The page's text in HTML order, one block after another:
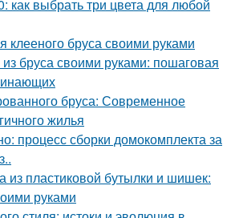
как выбрать три цвета для любой
клееного бруса своими руками
бруса своими руками: пошаговая
бруса: Современное
жилья
процесс сборки домокомплекта за
из пластиковой бутылки и шишек:
руками